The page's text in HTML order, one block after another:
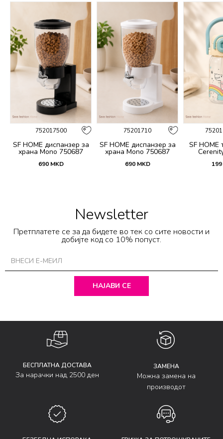
752017500
SF HOME диспанзер за
храна Mono 750687
690 MKD
75201710
SF HOME диспанзер за
храна Mono 750687
690 MKD
SF HOME
199
Newsletter
Претплатете се за да бидете во тек со сите новости и
добијте код со 10% попуст.
НАЈАВИ СЕ
БЕСПЛАТНА ДОСТАВА
За нарачки над 2500 ден
ЗАМЕНА
Можна замена на
производот